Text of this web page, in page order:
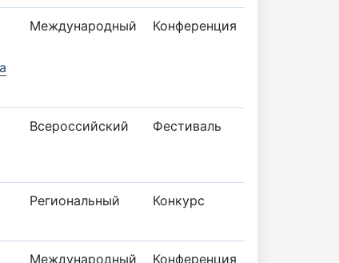
Международный Конференция
Всероссийский Фестиваль
Региональный Конкурс
Международный Конференция